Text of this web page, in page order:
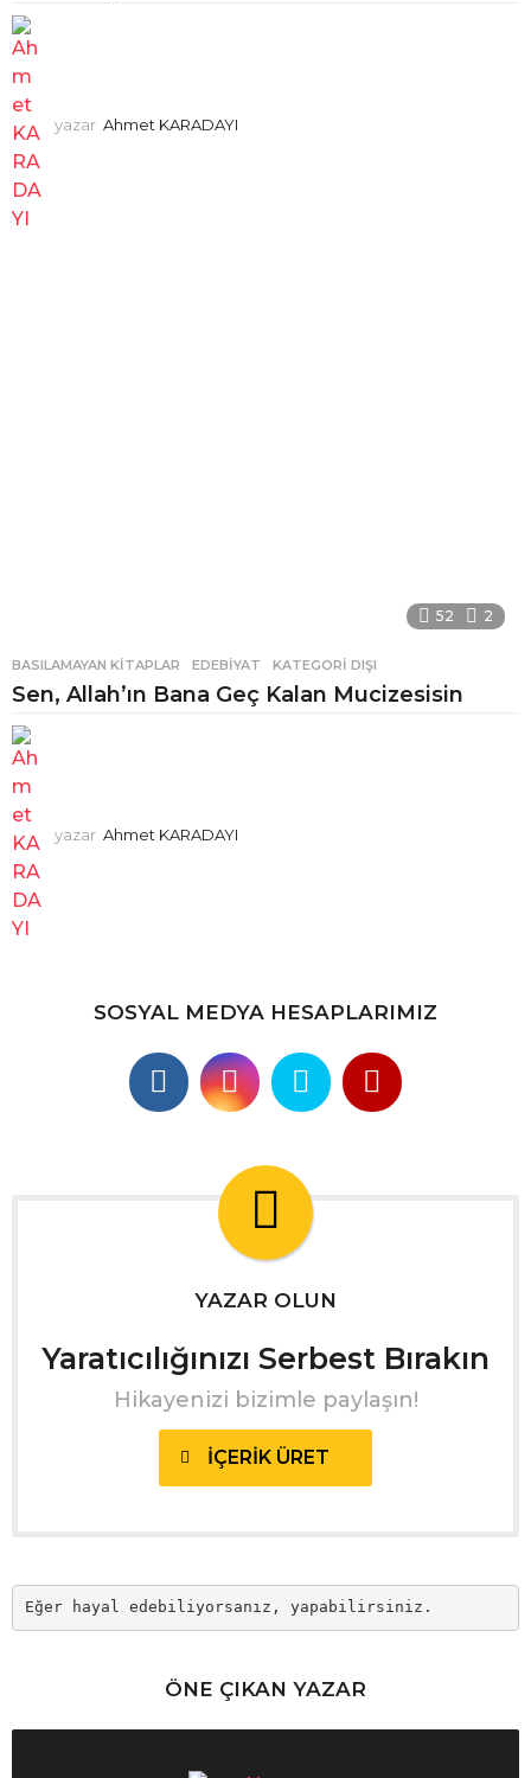
yazar Ahmet KARADAYI
52 2
BASILAMAYAN KITAPLAR ,EDEBIYAT ,KATEGORI DIŞI
Sen, Allah’ın Bana Geç Kalan Mucizesisin
yazar Ahmet KARADAYI
SOSYAL MEDYA HESAPLARIMIZ
YAZAR OLUN
Yaratıcılığınızı Serbest Bırakın
Hikayenizi bizimle paylaşın!
İÇERIK ÜRET
Eğer hayal edebiliyorsanız, yapabilirsiniz.
ÖNE ÇIKAN YAZAR